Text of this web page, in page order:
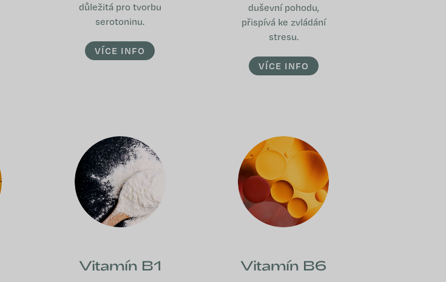
důležitá pro tvorbu
serotoninu.
VÍCE INFO
duševní pohodu,
přispívá ke zvládání
stresu.
VÍCE INFO
Vitamín B1 Vitamín B6